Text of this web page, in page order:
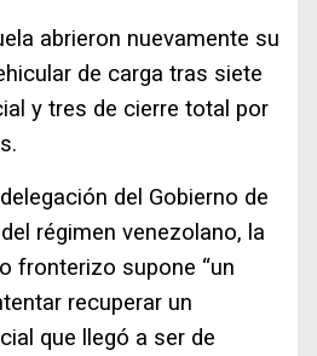
abrieron nuevamente su
de carga tras siete
y tres de cierre total por
del Gobierno de
régimen venezolano, la
fronterizo supone “un
recuperar un
que llegó a ser de